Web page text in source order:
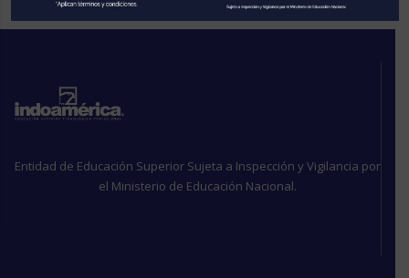
Entidad de Educación Superior Sujeta a Inspección y Vigilancia por
el Ministerio de Educación Nacional.